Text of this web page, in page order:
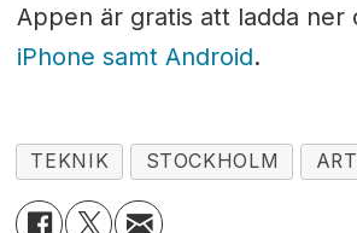
Appen är gratis att ladda ner
iPhone samt Android.
TEKNIK STOCKHOLM